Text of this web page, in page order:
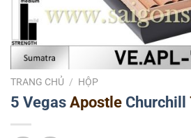
TRANG CHỦ / HỘP
5 VegasApostle Churchill